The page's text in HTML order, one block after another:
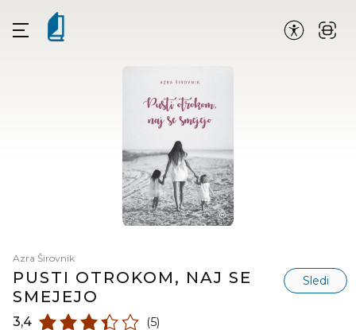
Azra Širovnik
PUSTI OTROKOM, NAJ SE
SMEJEJO
Sledi
3,4 (5)